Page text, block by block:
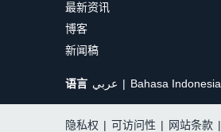
最新资讯
博客
新闻稿
语言 عربي Bahasa Indonesia
隐私权 | 可访问性 | 网站条款 |